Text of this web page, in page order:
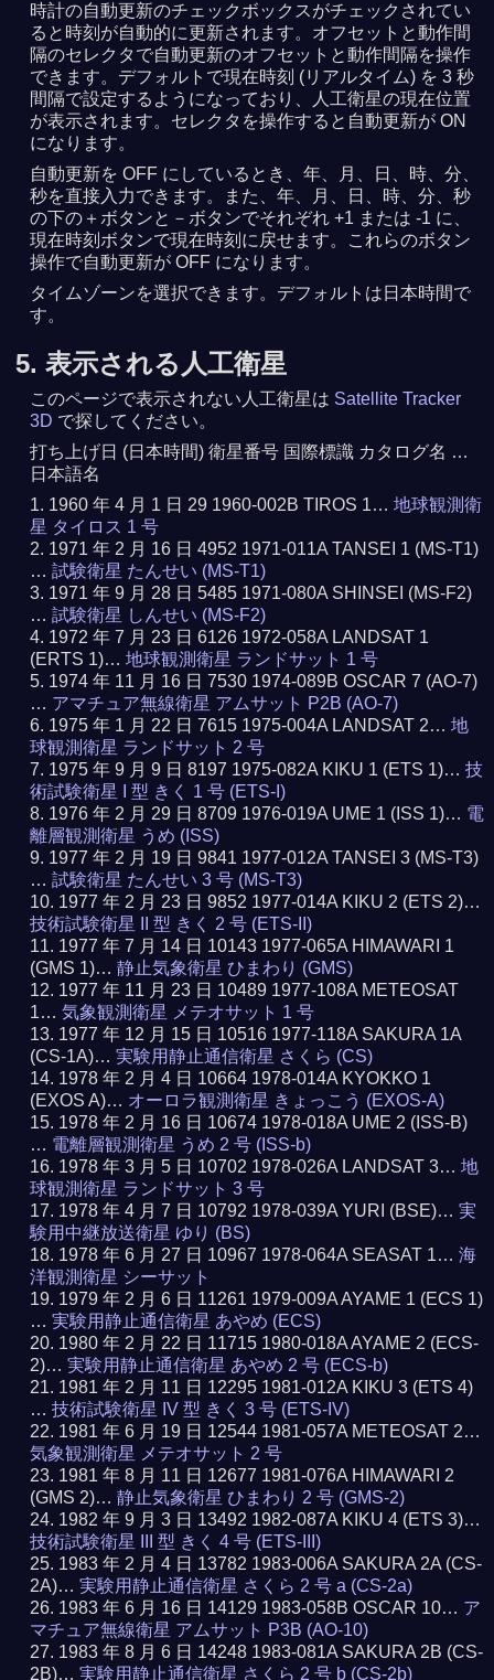
時計の自動更新のチェックボックスがチェックされてい
ると時刻が自動的に更新されます。オフセットと動作間
隔のセレクタで自動更新のオフセットと動作間隔を操作
できます。デフォルトで現在時刻 (リアルタイム) を 3 秒
間隔で設定するようになっており、人工衛星の現在位置
が表示されます。セレクタを操作すると自動更新が ON
になります。
自動更新を OFF にしているとき、年、月、日、時、分、
秒を直接入力できます。また、年、月、日、時、分、秒
の下の＋ボタンと－ボタンでそれぞれ +1 または -1 に、
現在時刻ボタンで現在時刻に戻せます。これらのボタン
操作で自動更新が OFF になります。
タイムゾーンを選択できます。デフォルトは日本時間で
す。
5. 表示される人工衛星
このページで表示されない人工衛星は Satellite Tracker
3D で探してください。
打ち上げ日 (日本時間) 衛星番号 国際標識 カタログ名 …
日本語名
1960 年 4 月 1 日 29 1960-002B TIROS 1…地球観測衛
星 タイロス 1 号
1971 年 2 月 16 日 4952 1971-011A TANSEI 1 (MS-T1)
…試験衛星 たんせい (MS-T1)
1971 年 9 月 28 日 5485 1971-080A SHINSEI (MS-F2)
…試験衛星 しんせい (MS-F2)
1972 年 7 月 23 日 6126 1972-058A LANDSAT 1
(ERTS 1)…地球観測衛星 ランドサット 1 号
1974 年 11 月 16 日 7530 1974-089B OSCAR 7 (AO-7)
… アマチュア無線衛星 アムサット P2B (AO-7)
1975 年 1 月 22 日 7615 1975-004A LANDSAT 2…地
球観測衛星 ランドサット 2 号
1975 年 9 月 9 日 8197 1975-082A KIKU 1 (ETS 1)…技
術試験衛星 I 型 きく 1 号 (ETS-I)
1976 年 2 月 29 日 8709 1976-019A UME 1 (ISS 1)… 電
離層観測衛星 うめ (ISS)
1977 年 2 月 19 日 9841 1977-012A TANSEI 3 (MS-T3)
…試験衛星 たんせい 3 号 (MS-T3)
1977 年 2 月 23 日 9852 1977-014A KIKU 2 (ETS 2)…
技術試験衛星 II 型 きく 2 号 (ETS-II)
1977 年 7 月 14 日 10143 1977-065A HIMAWARI 1
(GMS 1)…静止気象衛星 ひまわり (GMS)
1977 年 11 月 23 日 10489 1977-108A METEOSAT
1…気象観測衛星 メテオサット 1 号
1977 年 12 月 15 日 10516 1977-118A SAKURA 1A
(CS-1A)…実験用静止通信衛星 さくら (CS)
1978 年 2 月 4 日 10664 1978-014A KYOKKO 1
(EXOS A)… オーロラ観測衛星 きょっこう (EXOS-A)
1978 年 2 月 16 日 10674 1978-018A UME 2 (ISS-B)
… 電離層観測衛星 うめ 2 号 (ISS-b)
1978 年 3 月 5 日 10702 1978-026A LANDSAT 3…地
球観測衛星 ランドサット 3 号
1978 年 4 月 7 日 10792 1978-039A YURI (BSE)…実
験用中継放送衛星 ゆり (BS)
1978 年 6 月 27 日 10967 1978-064A SEASAT 1…海
洋観測衛星 シーサット
1979 年 2 月 6 日 11261 1979-009A AYAME 1 (ECS 1)
…実験用静止通信衛星 あやめ (ECS)
1980 年 2 月 22 日 11715 1980-018A AYAME 2 (ECS-
2)…実験用静止通信衛星 あやめ 2 号 (ECS-b)
1981 年 2 月 11 日 12295 1981-012A KIKU 3 (ETS 4)
…技術試験衛星 IV 型 きく 3 号 (ETS-IV)
1981 年 6 月 19 日 12544 1981-057A METEOSAT 2…
気象観測衛星 メテオサット 2 号
1981 年 8 月 11 日 12677 1981-076A HIMAWARI 2
(GMS 2)…静止気象衛星 ひまわり 2 号 (GMS-2)
1982 年 9 月 3 日 13492 1982-087A KIKU 4 (ETS 3)…
技術試験衛星 III 型 きく 4 号 (ETS-III)
1983 年 2 月 4 日 13782 1983-006A SAKURA 2A (CS-
2A)…実験用静止通信衛星 さくら 2 号 a (CS-2a)
1983 年 6 月 16 日 14129 1983-058B OSCAR 10… ア
マチュア無線衛星 アムサット P3B (AO-10)
1983 年 8 月 6 日 14248 1983-081A SAKURA 2B (CS-
2B)…実験用静止通信衛星 さくら 2 号 b (CS-2b)